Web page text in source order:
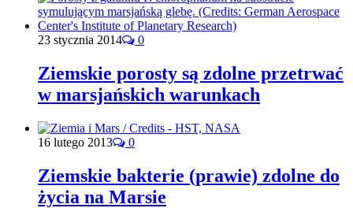
23 stycznia 2014 0
Ziemskie porosty są zdolne przetrwać
w marsjańskich warunkach
16 lutego 2013 0
Ziemskie bakterie (prawie) zdolne do
życia na Marsie